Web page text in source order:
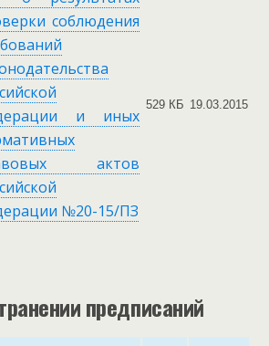
соблюдения
и иных
актов
№20-15/ПЗ
529 КБ 19.03.2015
предписаний